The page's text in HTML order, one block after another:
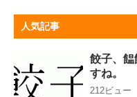
人気記事
餃子、饂
すね。
212ビュー